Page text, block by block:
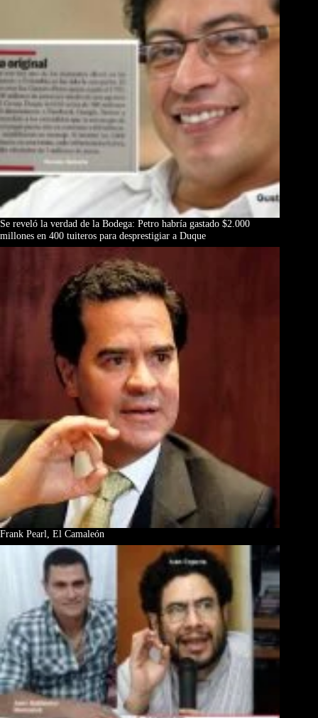
Se reveló la verdad de la Bodega: Petro habría gastado $2.000
millones en 400 tuiteros para desprestigiar a Duque
Frank Pearl, El Camaleón